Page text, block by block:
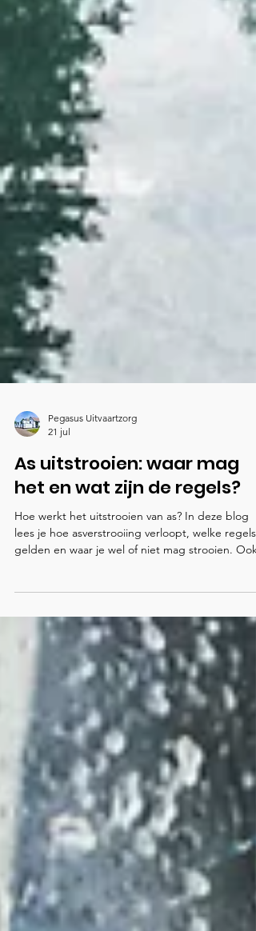
Pegasus Uitvaartzorg
21 jul
As uitstrooien: waar mag
het en wat zijn de regels?
Hoe werkt het uitstrooien van as? In deze blog
opties er zijn op land en op het water, en hoe
Pegasus Uitvaartzorg ondersteunt met diensten
en duidelijke begeleiding.